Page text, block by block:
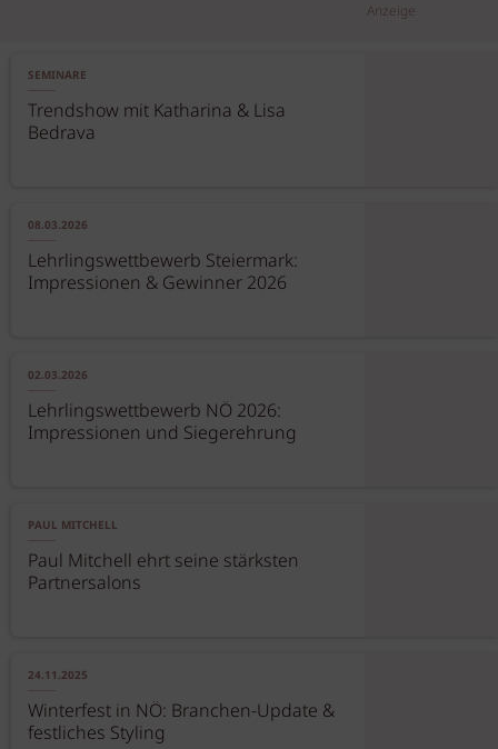
Anzeige
SEMINARE
Trendshow mit Katharina & Lisa
Bedrava
08.03.2026
Lehrlingswettbewerb Steiermark:
Impressionen & Gewinner 2026
02.03.2026
Lehrlingswettbewerb NÖ 2026:
Impressionen und Siegerehrung
PAUL MITCHELL
Paul Mitchell ehrt seine stärksten
Partnersalons
24.11.2025
Winterfest in NÖ: Branchen-Update &
festliches Styling